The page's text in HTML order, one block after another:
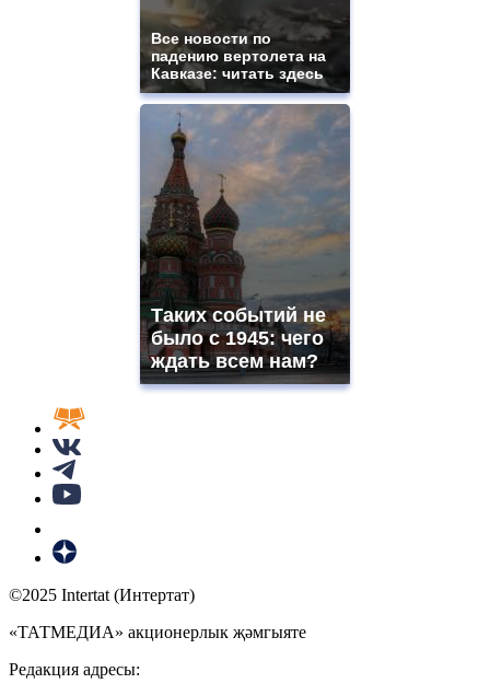
Все новости по
падению вертолета на
Кавказе: читать здесь
Таких событий не
было с 1945: чего
ждать всем нам?
©2025 Intertat (Интертат)
«ТАТМЕДИА» акционерлык җәмгыяте
Редакция адресы: